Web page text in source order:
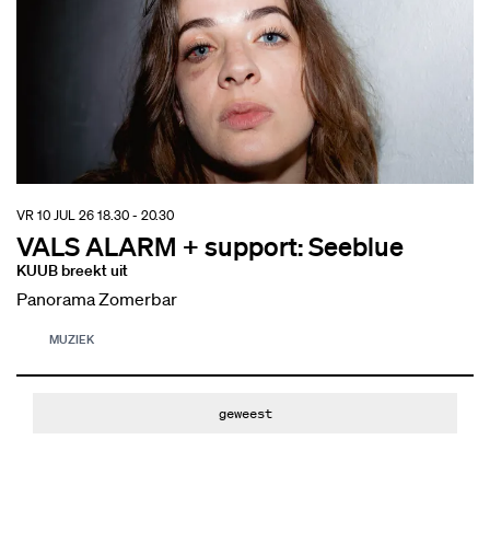
VALS ALARM + support: Seeblue
KUUB breekt uit
VR 10 JUL 2618.30 - 20.30
Panorama Zomerbar
MUZIEK
geweest